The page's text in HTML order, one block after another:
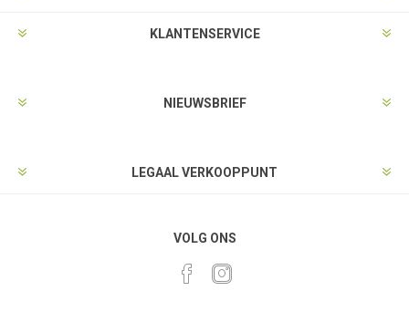
KLANTENSERVICE
NIEUWSBRIEF
LEGAAL VERKOOPPUNT
VOLG ONS